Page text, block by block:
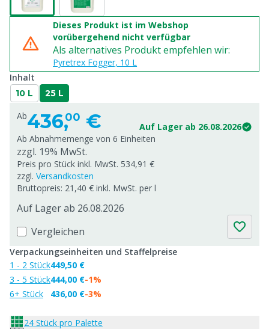
Dieses Produkt ist im Webshop
vorübergehend nicht verfügbar
Als alternatives Produkt empfehlen wir:
Pyretrex Fogger, 10 L
Inhalt
10 L 25 L
Ab436,00 €
Auf Lager ab 26.08.2026
Ab Abnahmemenge von 6 Einheiten
zzgl. 19% MwSt.
Preis pro Stück inkl. MwSt. 534,91 €
zzgl. Versandkosten
Bruttopreis: 21,40 € inkl. MwSt. per l
Auf Lager ab 26.08.2026
Vergleichen
Verpackungseinheiten und Staffelpreise
1 - 2 Stück
3 - 5 Stück
6+ Stück
449,50 €
444,00 €
436,00 €
-1%
-3%
24 Stück pro Palette